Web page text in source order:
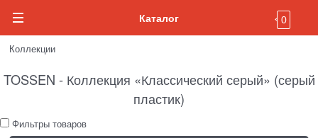
Каталог 0
Коллекции
TOSSEN - Коллекция «Классический серый» (серый
пластик)
Фильтры товаров